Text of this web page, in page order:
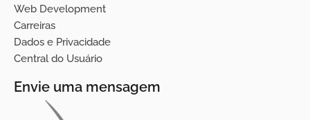
Web Development
Carreiras
Dados e Privacidade
Central do Usuário
Envie uma mensagem